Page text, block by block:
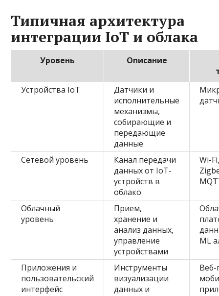
Типичная архитектура
интеграции IoT и облака
Уровень
Описание
Устройства IoT
Датчики и
исполнительные
механизмы,
собирающие и
передающие
данные
Сетевой уровень
Канал передачи
данных от IoT-
устройств в
облако
Wi-
Облачный
уровень
Прием,
хранение и
анализ данных,
управление
устройствами
ML
Приложения и
пользовательский
интерфейс
Инструменты
визуализации
данных и